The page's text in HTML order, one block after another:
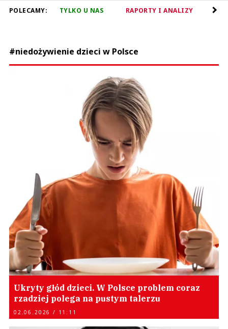
POLECAMY: TYLKO U NAS RAPORTY I ANALIZY
#niedożywienie dzieci w Polsce
Ukryty głód dzieci. W Polsce problem coraz
rzadziej polega na pustym talerzu
02.06.2026 / 11:11